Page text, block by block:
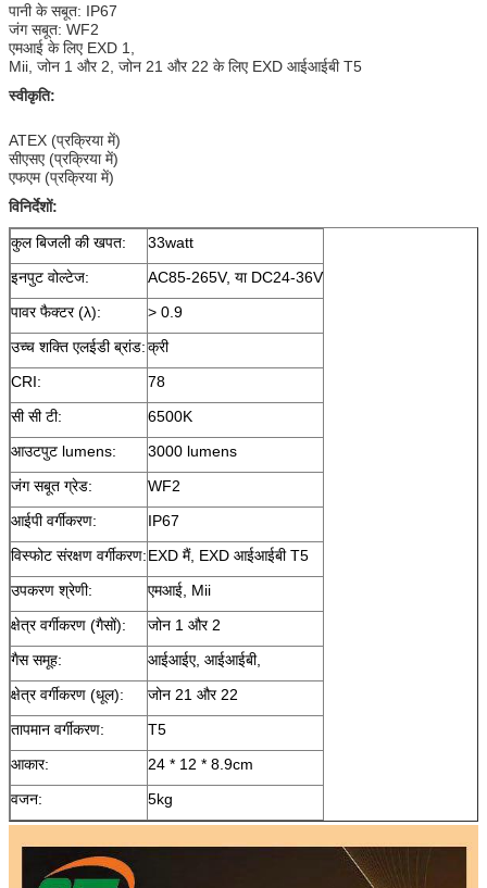
पानी के सबूत: IP67
जंग सबूत: WF2
एमआई के लिए EXD 1,
Mii, जोन 1 और 2, जोन 21 और 22 के लिए EXD आईआईबी T5
स्वीकृति:
ATEX (प्रक्रिया में)
सीएसए (प्रक्रिया में)
एफएम (प्रक्रिया में)
विनिर्देशों:
कुल बिजली की खपत:
33watt
इनपुट वोल्टेज:
AC85-265V, या DC24-36V
पावर फैक्टर (λ):
> 0.9
उच्च शक्ति एलईडी ब्रांड:क्री
CRI:
78
सी सी टी:
6500K
आउटपुट lumens:
3000 lumens
जंग सबूत ग्रेड:
WF2
आईपी ​​वर्गीकरण:
IP67
विस्फोट संरक्षण वर्गीकरण:EXD मैं, EXD आईआईबी T5
उपकरण श्रेणी:
एमआई, Mii
क्षेत्र वर्गीकरण (गैसों):
जोन 1 और 2
गैस समूह:
आईआईए, आईआईबी,
क्षेत्र वर्गीकरण (धूल):
जोन 21 और 22
तापमान वर्गीकरण:
T5
आकार:
24 * 12 * 8.9cm
वजन:
5kg